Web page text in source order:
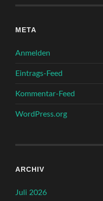
META
Anmelden
Eintrags-Feed
Kommentar-Feed
WordPress.org
ARCHIV
Juli 2026